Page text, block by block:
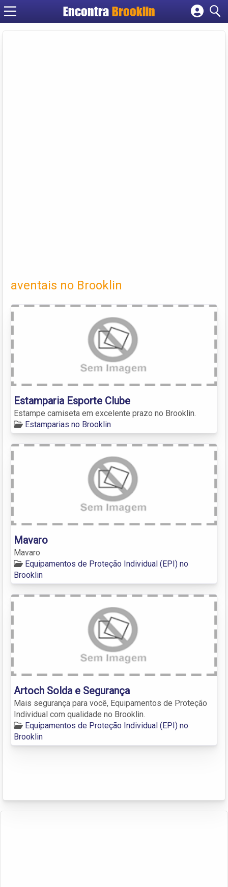
Encontra Brooklin
Cadastrar empresa
aventais no Brooklin
Estamparia Esporte Clube
Estampe camiseta em excelente prazo no Brooklin.
Estamparias no Brooklin
Mavaro
Mavaro
Equipamentos de Proteção Individual (EPI) no
Brooklin
Artoch Solda e Segurança
Mais segurança para você, Equipamentos de Proteção
Individual com qualidade no Brooklin.
Equipamentos de Proteção Individual (EPI) no
Brooklin